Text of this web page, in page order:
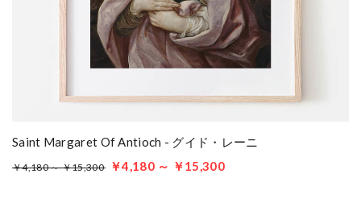
Saint Margaret Of Antioch - グイド・レーニ
￥4,180 ～ ￥15,300 ￥4,180 ～ ￥15,300